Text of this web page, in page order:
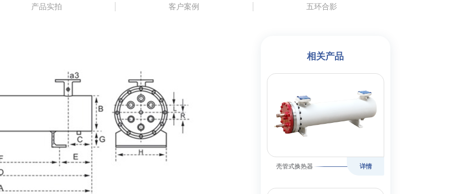
产品实拍 客户案例 五环合影
相关产品
壳管式换热器 详情